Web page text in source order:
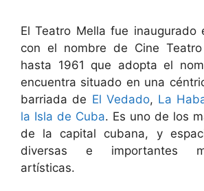
El Teatro Mella fue inaugurado
con el nombre de Cine
hasta 1961 que adopta el
encuentra situado en una
barriada de El Vedado, La
la Isla de Cuba. Es uno de los
de la capital cubana, y
diversas e importantes
artísticas.